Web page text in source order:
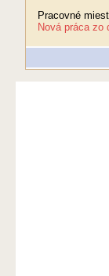
Pracovné
Nová práca zo